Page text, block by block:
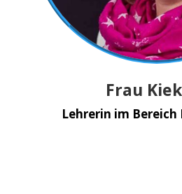
Frau
Lehrerin im